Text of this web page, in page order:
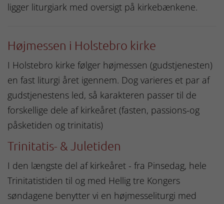
ligger liturgiark med oversigt på kirkebænkene.
Højmessen i Holstebro kirke
I Holstebro kirke følger højmessen (gudstjenesten)
en fast liturgi året igennem. Dog varieres et par af
gudstjenestens led, så karakteren passer til de
forskellige dele af kirkeåret (fasten, passions-og
påsketiden og trinitatis)
Trinitatis- & Juletiden
I den længste del af kirkeåret - fra Pinsedag, hele
Trinitatistiden til og med Hellig tre Kongers
søndagene benytter vi en højmesseliturgi med